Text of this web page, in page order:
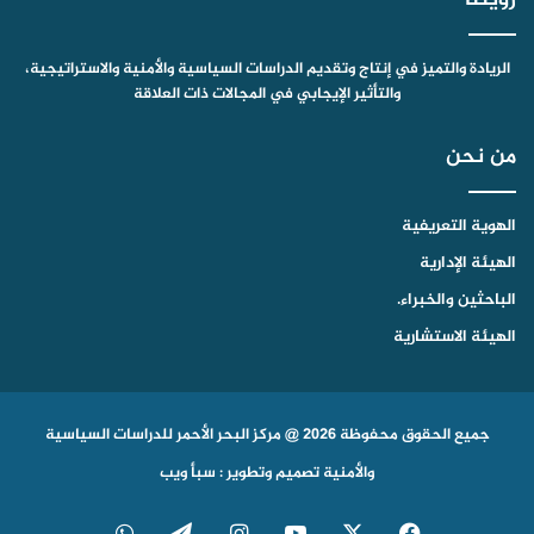
الريادة والتميز في إنتاج وتقديم الدراسات السياسية والأمنية والاستراتيجية،
والتأثير الإيجابي في المجالات ذات العلاقة
من نحن
الهوية التعريفية
الهيئة الإدارية
الباحثين والخبراء.
الهيئة الاستشارية
جميع الحقوق محفوظة 2026 @ مركز البحر الأحمر للدراسات السياسية
والأمنيةتصميم وتطوير : سبأ ويب